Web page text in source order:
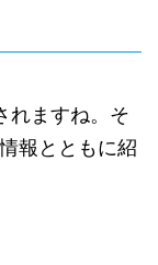
れますね。そ
報とともに紹